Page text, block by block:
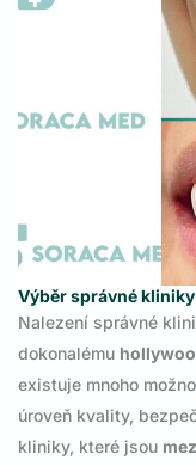
Výběr správné
Nalezení správné
dokonalému
existuje mnoho
úroveň kvality,
kliniky, které jsou